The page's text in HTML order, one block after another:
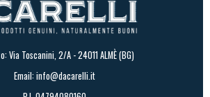
Via Toscanini, 2/A - 24011 ALMÈ (BG)
Email: info@dacarelli.it